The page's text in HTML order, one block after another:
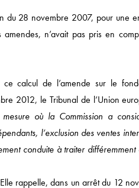
du 28 novembre 2007, pour une
n’avait pas pris en
ce calcul de l’amende sur le
2012, le Tribunal de l’Union
où la Commission a
l’exclusion des ventes
conduite à traiter différemment
rappelle, dans un arrêt du 12
DROIT
MÉDIAS / IP /
DROIT SOCIAL
DROIT FISCAL /